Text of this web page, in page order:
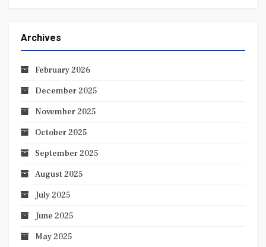
Archives
February 2026
December 2025
November 2025
October 2025
September 2025
August 2025
July 2025
June 2025
May 2025